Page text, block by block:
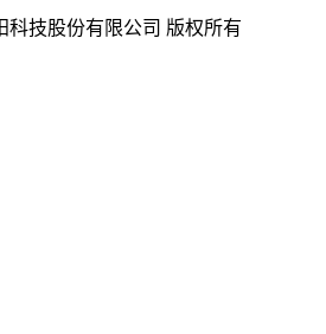
科技股份有限公司 版权所有